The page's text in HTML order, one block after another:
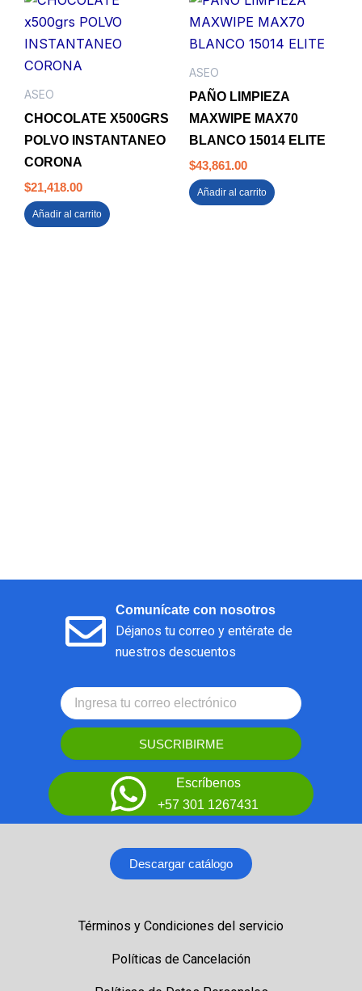
ASEO
CHOCOLATE X500GRS
POLVO INSTANTANEO
CORONA
$21,418.00
Añadir al carrito
ASEO
PAÑO LIMPIEZA
MAXWIPE MAX70
BLANCO 15014 ELITE
$43,861.00
Añadir al carrito
Comunícate con nosotros
Déjanos tu correo y entérate de
nuestros descuentos
SUSCRIBIRME
Escríbenos
+57 301 1267431
Descargar catálogo
Términos y Condiciones del servicio
Políticas de Cancelación